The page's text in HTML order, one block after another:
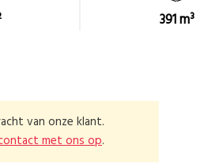
391 m³
van onze klant.
met ons op.